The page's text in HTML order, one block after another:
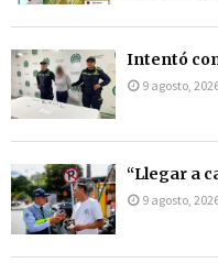
Intentó
9 agosto,
“Llegar a
9 agosto,